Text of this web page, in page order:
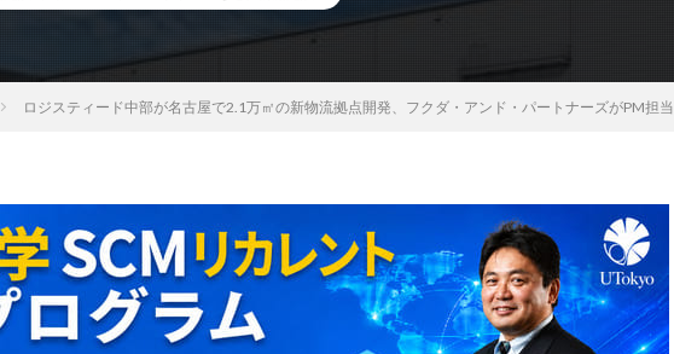
ロジスティード中部が名古屋で2.1万㎡の新物流拠点開発、フクダ・アンド・パートナーズがPM担当